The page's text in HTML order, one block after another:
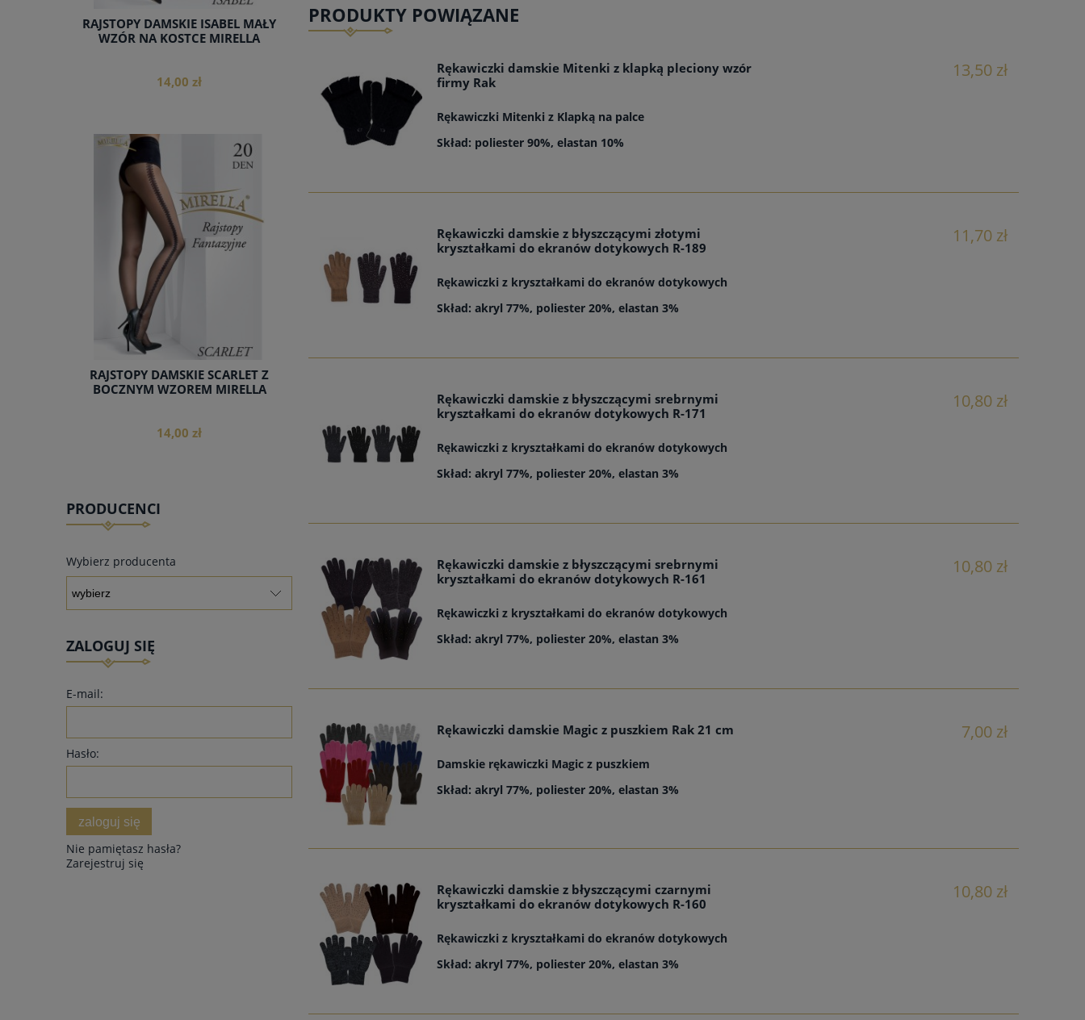
RAJSTOPY DAMSKIE ISABEL MAŁY
WZÓR NA KOSTCE MIRELLA
14,00 zł
do koszyka
RAJSTOPY DAMSKIE SCARLET Z
BOCZNYM WZOREM MIRELLA
14,00 zł
PRODUCENCI
Wybierz producenta
ZALOGUJ SIĘ
E-mail:
Hasło:
zaloguj się
Nie pamiętasz hasła?
Zarejestruj się
PRODUKTY POWIĄZANE
Rękawiczki damskie Mitenki z klapką pleciony wzór
firmy Rak
Rękawiczki Mitenki z Klapką na palce
Skład: poliester 90%, elastan 10%
13,50 zł
Rękawiczki damskie z błyszczącymi złotymi
kryształkami do ekranów dotykowych R-189
Rękawiczki z kryształkami do ekranów dotykowych
Skład: akryl 77%, poliester 20%, elastan 3%
11,70 zł
Rękawiczki damskie z błyszczącymi srebrnymi
kryształkami do ekranów dotykowych R-171
Rękawiczki z kryształkami do ekranów dotykowych
Skład: akryl 77%, poliester 20%, elastan 3%
10,80 zł
Rękawiczki damskie z błyszczącymi srebrnymi
kryształkami do ekranów dotykowych R-161
Rękawiczki z kryształkami do ekranów dotykowych
Skład: akryl 77%, poliester 20%, elastan 3%
10,80 zł
Rękawiczki damskie Magic z puszkiem Rak 21 cm
Damskie rękawiczki Magic z puszkiem
Skład: akryl 77%, poliester 20%, elastan 3%
7,00 zł
Rękawiczki damskie z błyszczącymi czarnymi
kryształkami do ekranów dotykowych R-160
Rękawiczki z kryształkami do ekranów dotykowych
Skład: akryl 77%, poliester 20%, elastan 3%
10,80 zł